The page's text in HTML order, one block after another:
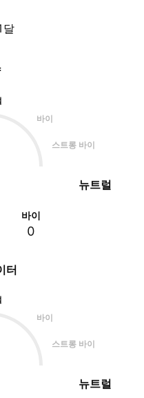
달
터
바이
스트롱 바이
뉴트럴
바이
스트롱 바이
뉴트럴
바이
0